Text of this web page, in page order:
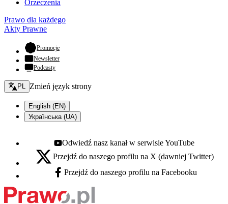
Orzeczenia
Prawo dla każdego
Akty Prawne
Promocje- otwiera się w nowej karcie
Newsletter
Podcasty
Zmień język - bieżący:
PL Zmień język strony
English (EN)
Українська (UA)
Youtube - otwiera się w nowej karcie
Odwiedź nasz kanał w serwisie YouTube
X - otwiera się w nowej karcie
Przejdź do naszego profilu na X (dawniej Twitter)
Facebook - otwiera się w nowej karcie
Przejdź do naszego profilu na Facebooku